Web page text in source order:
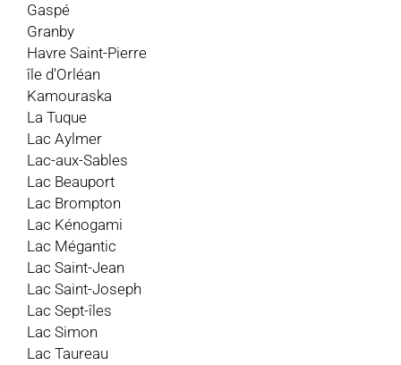
Gaspé
Granby
Havre Saint-Pierre
île d'Orléan
Kamouraska
La Tuque
Lac Aylmer
Lac-aux-Sables
Lac Beauport
Lac Brompton
Lac Kénogami
Lac Mégantic
Lac Saint-Jean
Lac Saint-Joseph
Lac Sept-îles
Lac Simon
Lac Taureau